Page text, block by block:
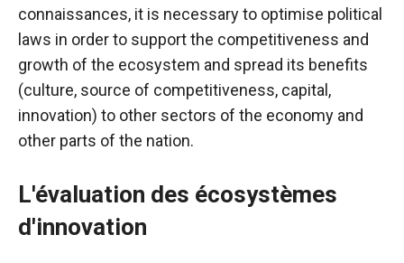
connaissances, it is necessary to optimise political
laws in order to support the competitiveness and
growth of the ecosystem and spread its benefits
(culture, source of competitiveness, capital,
innovation) to other sectors of the economy and
other parts of the nation.
L'évaluation des écosystèmes
d'innovation